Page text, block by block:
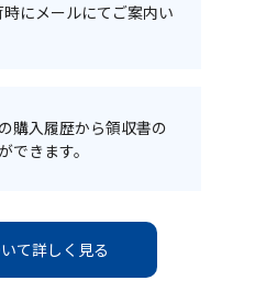
時にメールにてご案内い
購入履歴から領収書の
できます。
て詳しく見る